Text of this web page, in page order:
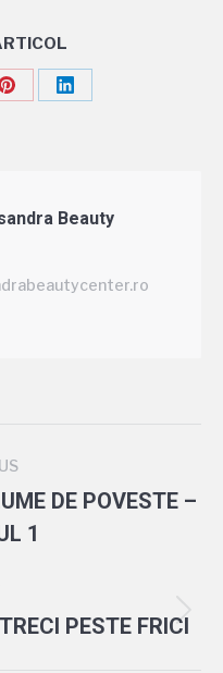
Beauty
DE POVESTE –
1
PESTE FRICI